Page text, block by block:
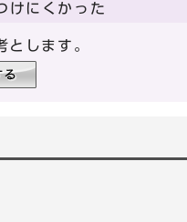
けにくかった
します。